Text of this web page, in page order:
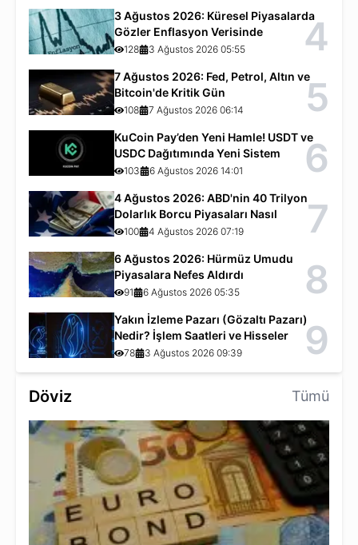
Döviz Tümü
3 Ağustos 2026: Küresel Piyasalarda
Gözler Enflasyon Verisinde
128 3 Ağustos 2026 05:55 4
7 Ağustos 2026: Fed, Petrol, Altın ve
Bitcoin'de Kritik Gün
108 7 Ağustos 2026 06:14 5
KuCoin Pay’den Yeni Hamle! USDT ve
USDC Dağıtımında Yeni Sistem
103 6 Ağustos 2026 14:01 6
4 Ağustos 2026: ABD'nin 40 Trilyon
Dolarlık Borcu Piyasaları Nasıl
Etkiliyor?
100 4 Ağustos 2026 07:19 7
6 Ağustos 2026: Hürmüz Umudu
Piyasalara Nefes Aldırdı
91 6 Ağustos 2026 05:35 8
Yakın İzleme Pazarı (Gözaltı Pazarı)
Nedir? İşlem Saatleri ve Hisseler
78 3 Ağustos 2026 09:39 9